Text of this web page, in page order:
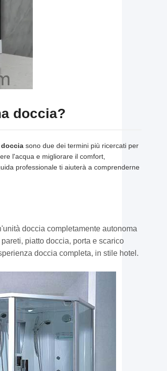
doccia?
sono due dei termini più ricercati per
l'acqua e migliorare il comfort,
professionale ti aiuterà a comprenderne
doccia completamente autonoma
piatto doccia, porta e scarico
doccia completa, in stile hotel.